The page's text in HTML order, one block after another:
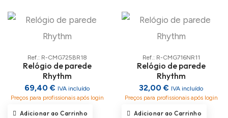
Ref.: R-CMG725BR18
Relógio de parede
Rhythm
69,40 € IVA incluído
Preços para profissionais após login
Adicionar ao Carrinho
Ref.: R-CMG716NR11
Relógio de parede
Rhythm
32,00 € IVA incluído
Preços para profissionais após login
Adicionar ao Carrinho